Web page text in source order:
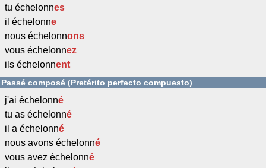
tu échelonnes
il échelonne
nous échelonnons
vous échelonnez
ils échelonnent
Passé composé (Pretérito perfecto compuesto)
j'ai échelonné
tu as échelonné
il a échelonné
nous avons échelonné
vous avez échelonné